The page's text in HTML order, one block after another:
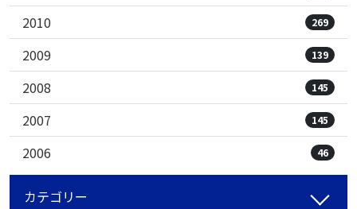
2010 269
2009 139
2008 145
2007 145
2006 46
カテゴリー